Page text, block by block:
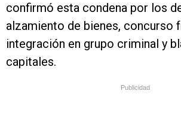
confirmó esta condena por los
alzamiento de bienes, concurso
integración en grupo criminal y
capitales.
Publicidad